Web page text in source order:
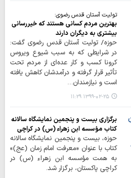
تولیت آستان قدس رضوی:
بهترین مردم کسانی هستند که خیررسانی
بیشتری به دیگران دارند
حوزه/ تولیت آستان قدس رضوی گفت:
در شرایطی که به سبب شیوع ویروس
کرونا کسب و کار عده‌ای از مردم تحت
تأثیر قرار گرفته و درآمدشان کاهش یافته
است و نیازمندان…
۱۳۹۹-۰۲-۲۵ ۱۱:۲۹
برگزاری بیست و پنجمین نمایشگاه سالانه
کتاب مؤسسه ابن زهراء (س) در کراچی
حوزه، بیست و پنجمین نمایشگاه سالانه
کتاب با عنوان «معرفت امام زمان (عج)»
به همت مؤسسه ابن زهراء (س) در
کراچی پاکستان، برگزار شد.